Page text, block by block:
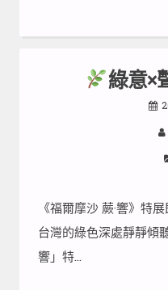
綠意×
《福爾摩沙 蕨·響》特
台灣的綠色深處靜靜傾
響」特…